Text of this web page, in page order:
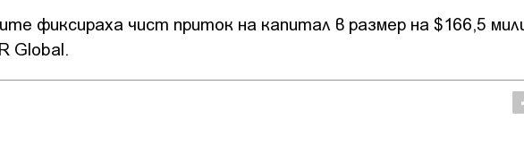
фиксираха чист приток на капитал в размер на $166,5
Global.